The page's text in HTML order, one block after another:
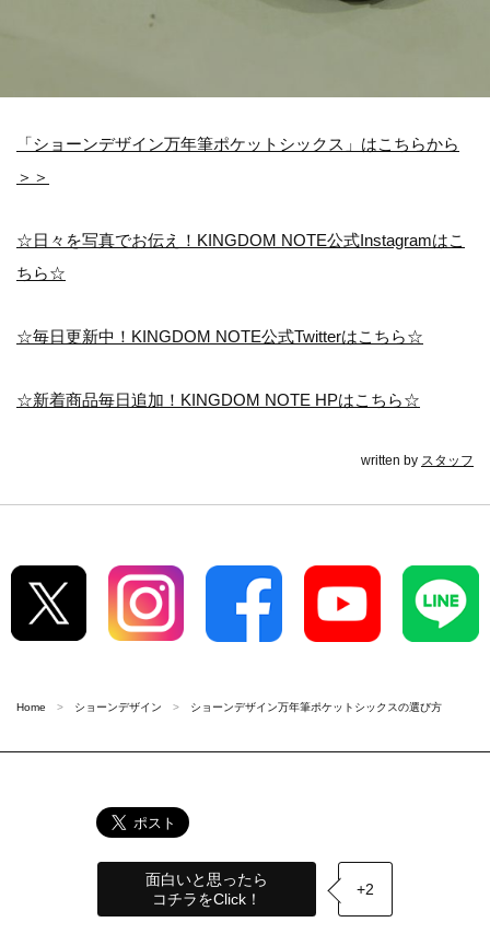
「ショーンデザイン万年筆ポケットシックス」はこちらから
＞＞
☆日々を写真でお伝え！KINGDOM NOTE公式Instagramはこ
ちら☆
☆毎日更新中！KINGDOM NOTE公式Twitterはこちら☆
☆新着商品毎日追加！KINGDOM NOTE HPはこちら☆
written by スタッフ
Home ショーンデザイン ショーンデザイン万年筆ポケットシックスの選び方
面白いと思ったら
コチラをClick！
+2